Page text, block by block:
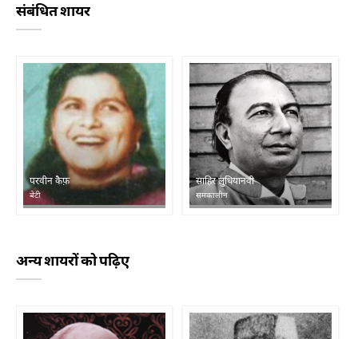
संबंधित शायर
परवीन कैफ़
बेटी
साहिर लुधियानवी
समकालीन
अन्य शायरों को पढ़िए